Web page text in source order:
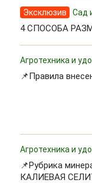
Эксклюзив Сад
4 СПОСОБА
Агротехника и
📌Правила
Агротехника и
📌Рубрика
КАЛИЕВАЯ